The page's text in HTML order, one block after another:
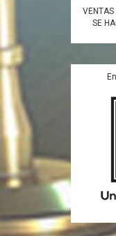
VENTAS
SE